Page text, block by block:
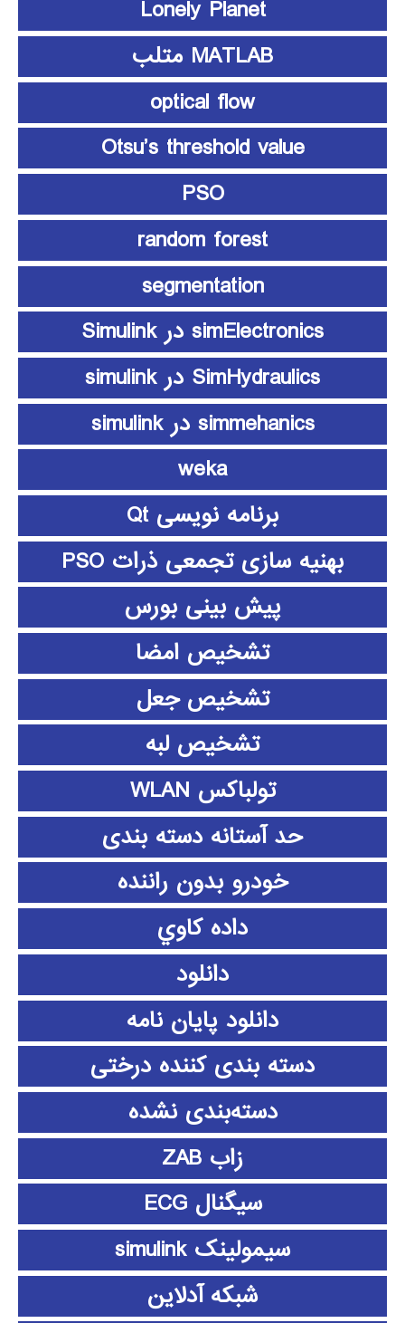
Lonely Planet
MATLAB متلب
optical flow
Otsu’s threshold value
PSO
random forest
segmentation
simElectronics در Simulink
SimHydraulics در simulink
simmehanics در simulink
weka
برنامه نویسی Qt
بهنیه سازی تجمعی ذرات PSO
پیش بینی بورس
تشخیص امضا
تشخیص جعل
تشخیص لبه
تولباکس WLAN
حد آستانه دسته بندی
خودرو بدون راننده
داده كاوي
دانلود
دانلود پايان نامه
دسته بندی کننده درختی
دسته‌بندی نشده
زاب ZAB
سیگنال ECG
سیمولینک simulink
شبکه آدلاین